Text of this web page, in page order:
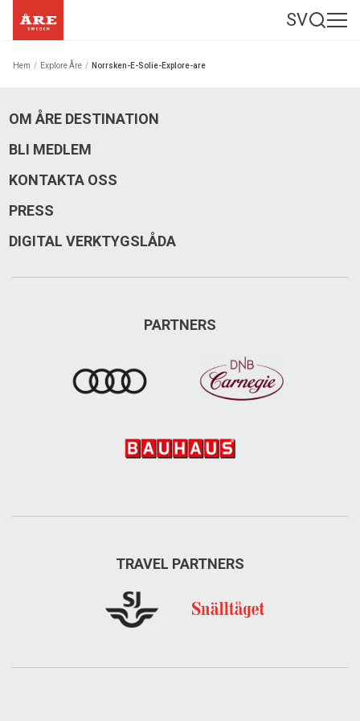
SV
Hem / Explore Åre / Norrsken-E-Solie-Explore-are
OM ÅRE DESTINATION
BLI MEDLEM
KONTAKTA OSS
PRESS
DIGITAL VERKTYGSLÅDA
PARTNERS
TRAVEL PARTNERS